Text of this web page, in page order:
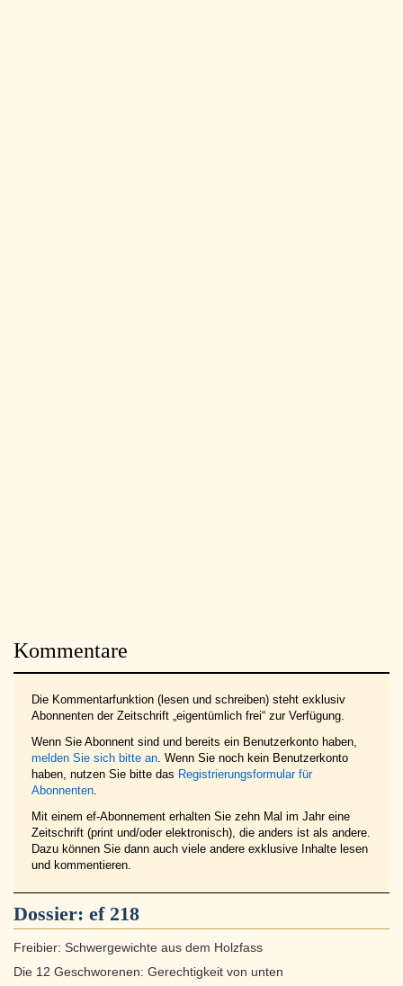
Kommentare
Die Kommentarfunktion (lesen und schreiben) steht exklusiv
Abonnenten der Zeitschrift „eigentümlich frei“ zur Verfügung.
Wenn Sie Abonnent sind und bereits ein Benutzerkonto haben,
melden Sie sich bitte an. Wenn Sie noch kein Benutzerkonto
haben, nutzen Sie bitte das Registrierungsformular für
Abonnenten.
Mit einem ef-Abonnement erhalten Sie zehn Mal im Jahr eine
Zeitschrift (print und/oder elektronisch), die anders ist als andere.
Dazu können Sie dann auch viele andere exklusive Inhalte lesen
und kommentieren.
Dossier: ef 218
Freibier: Schwergewichte aus dem Holzfass
Die 12 Geschworenen: Gerechtigkeit von unten